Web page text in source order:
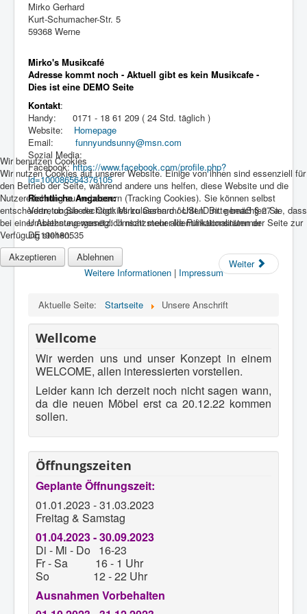
Mirko Gerhard
Kurt-Schumacher-Str. 5
59368 Werne
Mirko's Musikcafé
Adresse kommt noch - Aktuell gibt es kein Musikcafe -
Dies ist eine DEMO Seite
Kontakt:
Handy: 0171 - 18 61 209 ( 24 Std. täglich )
Website: Homepage
Email: funnyundsunny@msn.com
Sozial Media:
Facebook:https://www.facebook.com/profile.php?
id=100086564376105
Rechtliche Angaben:
Vertretungsberechtigt: Mirko Gerhard / USt.ID.nr. gemäß § 27 a
Umsatzsteuergesetz: Umsatzsteuer-Identifikationsnummer
DE190180535
Weiter
Aktuelle Seite: Startseite Unsere Anschrift
Wellcome
Wir werden uns und unser Konzept in einem
WELCOME, allen interessierten vorstellen.
Leider kann ich derzeit noch nicht sagen wann,
da die neuen Möbel erst ca 20.12.22 kommen
sollen.
Öffnungszeiten
Geplante Öffnungszeit:
01.01.2023 - 31.03.2023
Freitag & Samstag
01.04.2023 - 30.09.2023
Di - Mi - Do 16-23
Fr - Sa 16 - 1 Uhr
So 12 - 22 Uhr
Ausnahmen Vorbehalten
Wir benutzen Cookies
Wir nutzen Cookies auf unserer Website. Einige von ihnen sind essenziell für
den Betrieb der Seite, während andere uns helfen, diese Website und die
Nutzererfahrung zu verbessern (Tracking Cookies). Sie können selbst
entscheiden, ob Sie die Cookies zulassen möchten. Bitte beachten Sie, dass
bei einer Ablehnung womöglich nicht mehr alle Funktionalitäten der Seite zur
Verfügung stehen.
Akzeptieren
Ablehnen
Weitere Informationen| Impressum